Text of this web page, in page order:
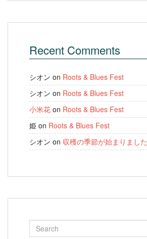
Recent Comments
シオン on Roots & Blues Fest
シオン on Roots & Blues Fest
小米花 on Roots & Blues Fest
姫 on Roots & Blues Fest
シオン on 収穫の季節が始まりました